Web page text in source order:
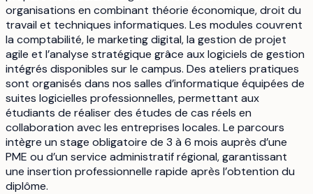
organisations en combinant théorie économique, droit du
travail et techniques informatiques. Les modules couvrent
la comptabilité, le marketing digital, la gestion de projet
agile et l’analyse stratégique grâce aux logiciels de gestion
intégrés disponibles sur le campus. Des ateliers pratiques
sont organisés dans nos salles d’informatique équipées de
suites logicielles professionnelles, permettant aux
étudiants de réaliser des études de cas réels en
collaboration avec les entreprises locales. Le parcours
intègre un stage obligatoire de 3 à 6 mois auprès d’une
PME ou d’un service administratif régional, garantissant
une insertion professionnelle rapide après l’obtention du
diplôme.